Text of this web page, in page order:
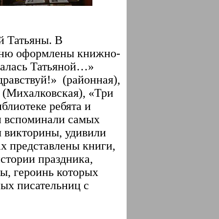
Татьяны. В
оформлены книжно-
Татьяной…»
(районная),
(Михалковская), «Три
ребята и
вспоминали самых
викторины, удивили
представлены книги,
праздника,
героинь которых
писательниц с